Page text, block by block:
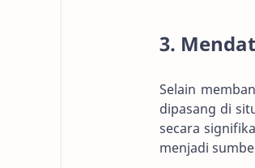
3.
Selain
dipasang di
secara
menjadi